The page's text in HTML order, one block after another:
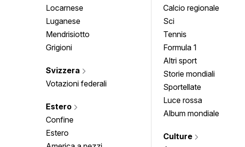
Locarnese
Luganese
Mendrisiotto
Grigioni
Svizzera
Votazioni federali
Estero
Confine
Estero
Calcio regionale
Sci
Tennis
Formula 1
Altri sport
Storie mondiali
Sportellate
Luce rossa
Album mondiale
Culture